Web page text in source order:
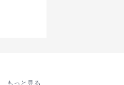
もっと見る